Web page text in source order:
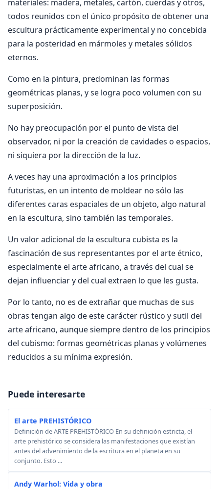
materiales: madera, metales, cartón, cuerdas y otros,
todos reunidos con el único propósito de obtener una
escultura prácticamente experimental y no concebida
para la posteridad en mármoles y metales sólidos
eternos.
Como en la pintura, predominan las formas
geométricas planas, y se logra poco volumen con su
superposición.
No hay preocupación por el punto de vista del
observador, ni por la creación de cavidades o espacios,
ni siquiera por la dirección de la luz.
A veces hay una aproximación a los principios
futuristas, en un intento de moldear no sólo las
diferentes caras espaciales de un objeto, algo natural
en la escultura, sino también las temporales.
Un valor adicional de la escultura cubista es la
fascinación de sus representantes por el arte étnico,
especialmente el arte africano, a través del cual se
dejan influenciar y del cual extraen lo que les gusta.
Por lo tanto, no es de extrañar que muchas de sus
obras tengan algo de este carácter rústico y sutil del
arte africano, aunque siempre dentro de los principios
del cubismo: formas geométricas planas y volúmenes
reducidos a su mínima expresión.
Puede interesarte
El arte PREHISTÓRICO
Definición de ARTE PREHISTÓRICO En su definición estricta, el
arte prehistórico se considera las manifestaciones que existían
antes del advenimiento de la escritura en el planeta en su
conjunto. Esto ...
Andy Warhol: Vida y obra